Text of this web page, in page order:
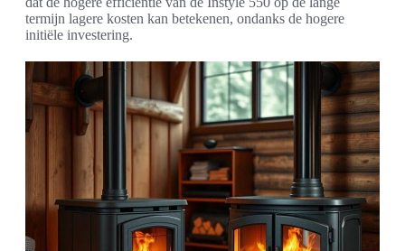
termijn lagere kosten kan betekenen, ondanks de hogere
initiële investering.